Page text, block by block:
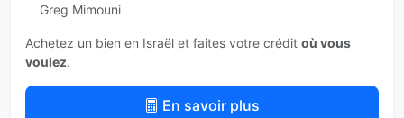
Greg Mimouni
Achetez un bien en Israël et faites votre crédit où vous
voulez.
En savoir plus